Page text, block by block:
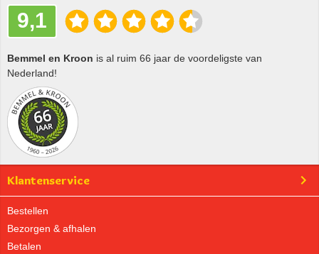
9,1
Bemmel en Kroon is al ruim 66 jaar de voordeligste van
Nederland!
Klantenservice
Bestellen
Bezorgen & afhalen
Betalen